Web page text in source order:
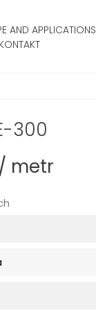
AND APPLICATIONS
KONTAKT
300
metr